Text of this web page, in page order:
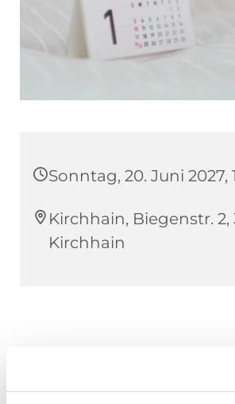
Sonntag, 20. Juni 2027,
Kirchhain, Biegenstr. 2,
Kirchhain